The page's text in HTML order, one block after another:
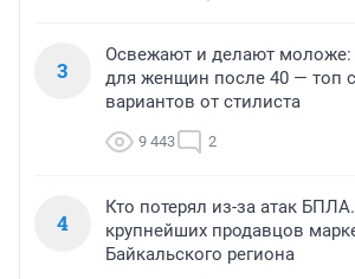
3
Освежают и делают моложе:
для женщин после 40 — топ
вариантов от стилиста
9 443 2
4
Кто потерял из-за атак
крупнейших продавцов
Байкальского региона